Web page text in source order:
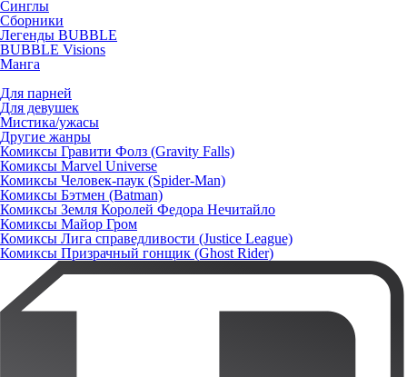
Синглы
Сборники
Легенды BUBBLE
BUBBLE Visions
Манга
Для парней
Для девушек
Мистика/ужасы
Другие жанры
Комиксы Гравити Фолз (Gravity Falls)
Комиксы Marvel Universe
Комиксы Человек-паук (Spider-Man)
Комиксы Бэтмен (Batman)
Комиксы Земля Королей Федора Нечитайло
Комиксы Майор Гром
Комиксы Лига справедливости (Justice League)
Комиксы Призрачный гонщик (Ghost Rider)